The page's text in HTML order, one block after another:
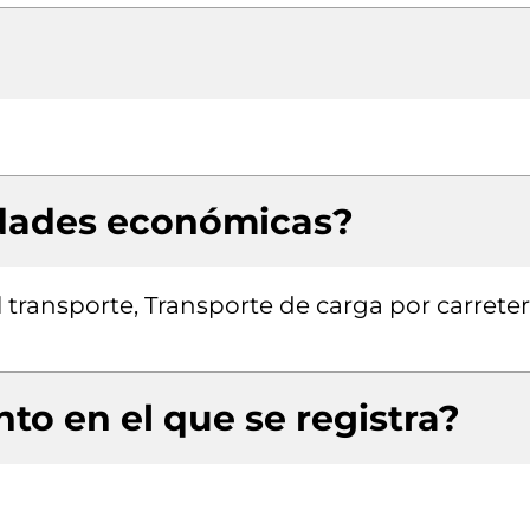
económicas?
Transporte de carga por
en el que se registra?